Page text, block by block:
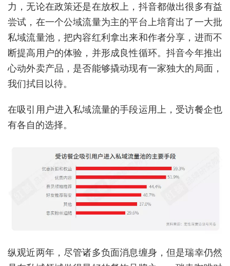
力，无论在政策还是在放权上，抖音都做出很多有益
尝试，在一个公域流量为主的平台上培育出了一大批
私域流量池，把内容红利拿出来和作者分享，进而不
断提高用户的体验，并形成良性循环。抖音今年推出
心动外卖产品，是否能够撬动现有一家独大的局面，
我们拭目以待。
在吸引用户进入私域流量的手段运用上，受访餐企也
有各自的选择。
纵观近两年，尽管诸多负面消息缠身，但是瑞幸仍然